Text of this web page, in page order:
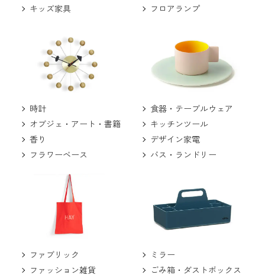
キッズ家具
フロアランプ
時計
オブジェ・アート・書籍
香り
フラワーベース
食器・テーブルウェア
キッチンツール
デザイン家電
バス・ランドリー
ファブリック
ファッション雑貨
ミラー
ごみ箱・ダストボックス